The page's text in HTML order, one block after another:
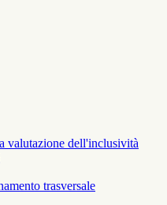
valutazione dell'inclusività
trasversale